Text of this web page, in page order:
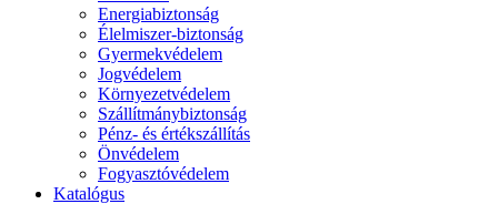
Energiabiztonság
Élelmiszer-biztonság
Gyermekvédelem
Jogvédelem
Környezetvédelem
Szállítmánybiztonság
Pénz- és értékszállítás
Önvédelem
Fogyasztóvédelem
Katalógus